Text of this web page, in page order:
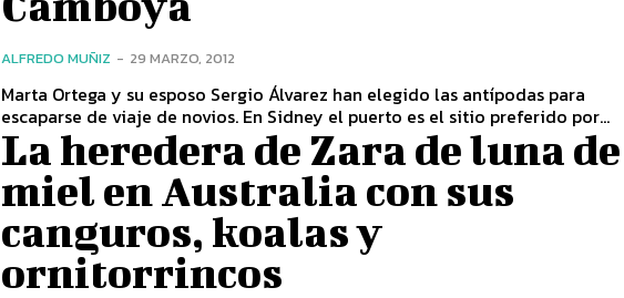
ALFREDO MUÑIZ - 29 MARZO, 2012
Marta Ortega y su esposo Sergio Álvarez han elegido las antípodas para
escaparse de viaje de novios. En Sidney el puerto es el sitio preferido por...
La heredera de Zara de luna de
miel en Australia con sus
canguros, koalas y
ornitorrincos